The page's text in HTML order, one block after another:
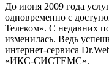
До июня 2009 года
одновременно с
Телеком». С недавних
изменилась. Ведь
интернет-сервиса
«ИКС-СИСТЕМС».